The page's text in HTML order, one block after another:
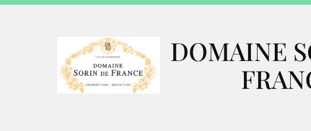
DOMAINE